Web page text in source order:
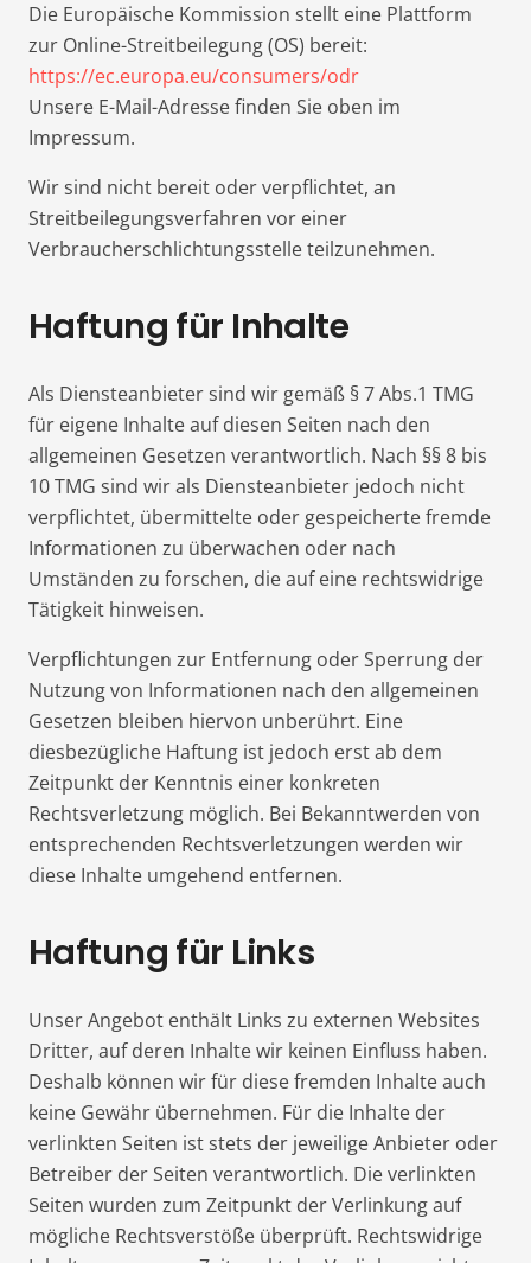
Die Europäische Kommission stellt eine Plattform
zur Online-Streitbeilegung (OS) bereit:
https://ec.europa.eu/consumers/odr
Unsere E-Mail-Adresse finden Sie oben im
Impressum.
Wir sind nicht bereit oder verpflichtet, an
Streitbeilegungsverfahren vor einer
Verbraucherschlichtungsstelle teilzunehmen.
Haftung für Inhalte
Als Diensteanbieter sind wir gemäß § 7 Abs.1 TMG
für eigene Inhalte auf diesen Seiten nach den
allgemeinen Gesetzen verantwortlich. Nach §§ 8 bis
10 TMG sind wir als Diensteanbieter jedoch nicht
verpflichtet, übermittelte oder gespeicherte fremde
Informationen zu überwachen oder nach
Umständen zu forschen, die auf eine rechtswidrige
Tätigkeit hinweisen.
Verpflichtungen zur Entfernung oder Sperrung der
Nutzung von Informationen nach den allgemeinen
Gesetzen bleiben hiervon unberührt. Eine
diesbezügliche Haftung ist jedoch erst ab dem
Zeitpunkt der Kenntnis einer konkreten
Rechtsverletzung möglich. Bei Bekanntwerden von
entsprechenden Rechtsverletzungen werden wir
diese Inhalte umgehend entfernen.
Haftung für Links
Unser Angebot enthält Links zu externen Websites
Dritter, auf deren Inhalte wir keinen Einfluss haben.
Deshalb können wir für diese fremden Inhalte auch
keine Gewähr übernehmen. Für die Inhalte der
verlinkten Seiten ist stets der jeweilige Anbieter oder
Betreiber der Seiten verantwortlich. Die verlinkten
Seiten wurden zum Zeitpunkt der Verlinkung auf
mögliche Rechtsverstöße überprüft. Rechtswidrige